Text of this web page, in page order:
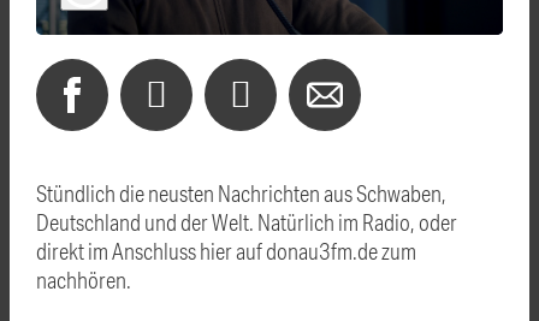
Stündlich die neusten Nachrichten aus Schwaben,
Deutschland und der Welt. Natürlich im Radio, oder
direkt im Anschluss hier auf donau3fm.de zum
nachhören.